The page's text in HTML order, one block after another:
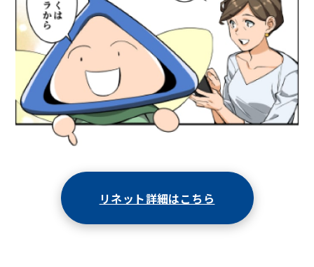
リネット詳細はこちら